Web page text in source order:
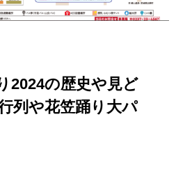
2024の歴史や見ど
列や花笠踊り大パ